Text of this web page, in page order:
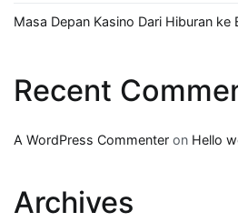
Masa Depan Kasino Dari Hiburan ke
Recent
A WordPress Commenter on Hello
Archives